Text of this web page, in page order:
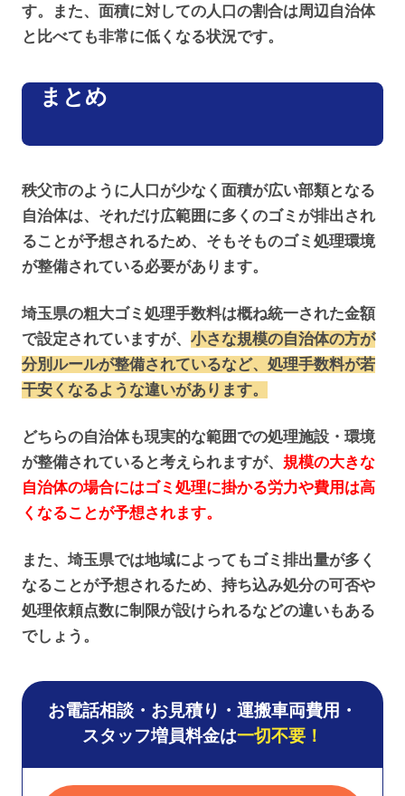
す。また、面積に対しての人口の割合は周辺自治体
と比べても非常に低くなる状況です。
まとめ
秩父市のように人口が少なく面積が広い部類となる
自治体は、それだけ広範囲に多くのゴミが排出され
ることが予想されるため、そもそものゴミ処理環境
が整備されている必要があります。
埼玉県の粗大ゴミ処理手数料は概ね統一された金額
で設定されていますが、 小さな規模の自治体の方が
分別ルールが整備されているなど、処理手数料が若
干安くなるような違いがあります。
どちらの自治体も現実的な範囲での処理施設・環境
が整備されていると考えられますが、 規模の大きな
自治体の場合にはゴミ処理に掛かる労力や費用は高
くなることが予想されます。
また、埼玉県では地域によってもゴミ排出量が多く
なることが予想されるため、持ち込み処分の可否や
処理依頼点数に制限が設けられるなどの違いもある
でしょう。
お電話相談・お見積り・運搬車両費用・
スタッフ増員料金は一切不要！